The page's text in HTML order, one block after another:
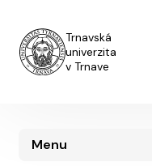
Trnavská
univerzita
v Trnave
Menu